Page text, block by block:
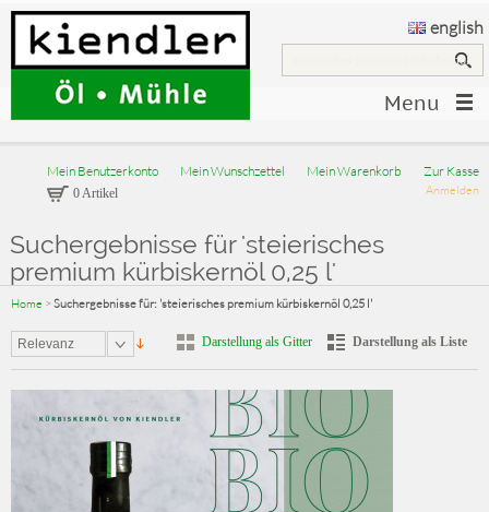
english
Menu
Mein Benutzerkonto Mein Wunschzettel Mein Warenkorb Zur Kasse
Anmelden
0 Artikel
Suchergebnisse für 'steierisches
premium kürbiskernöl 0,25 l'
Home > Suchergebnisse für: 'steierisches premium kürbiskernöl 0,25 l'
Relevanz Darstellung als Gitter Darstellung als Liste